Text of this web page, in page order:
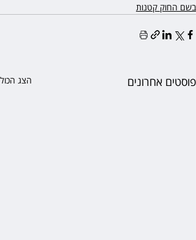
בשם החוק קטנות
פוסטים אחרונים הצג הכול